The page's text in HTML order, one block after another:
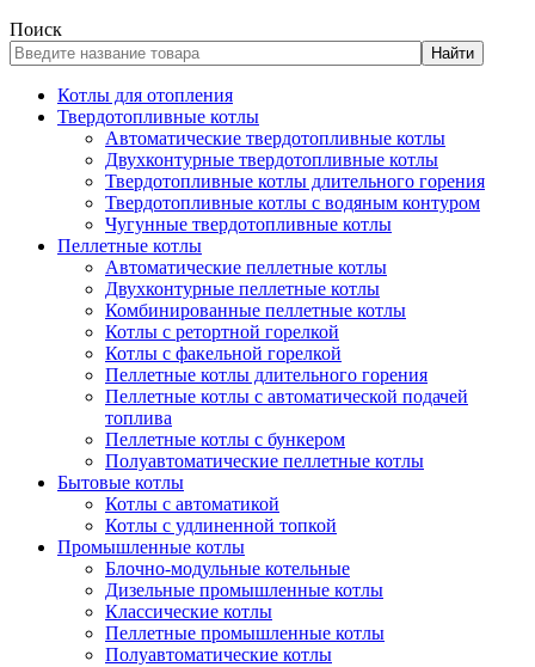
Поиск
Найти
Котлы для отопления
Твердотопливные котлы
Автоматические твердотопливные котлы
Двухконтурные твердотопливные котлы
Твердотопливные котлы длительного горения
Твердотопливные котлы с водяным контуром
Чугунные твердотопливные котлы
Пеллетные котлы
Автоматические пеллетные котлы
Двухконтурные пеллетные котлы
Комбинированные пеллетные котлы
Котлы с ретортной горелкой
Котлы с факельной горелкой
Пеллетные котлы длительного горения
Пеллетные котлы с автоматической подачей
топлива
Пеллетные котлы с бункером
Полуавтоматические пеллетные котлы
Бытовые котлы
Котлы с автоматикой
Котлы с удлиненной топкой
Промышленные котлы
Блочно-модульные котельные
Дизельные промышленные котлы
Классические котлы
Пеллетные промышленные котлы
Полуавтоматические котлы